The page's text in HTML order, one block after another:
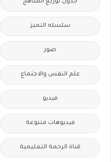
جدول توزيع المناهج
سلسله التميز
صور
علم النفس والاجتماع
فيديو
فيديوهات متنوعة
قناة الرحمة التعليمية